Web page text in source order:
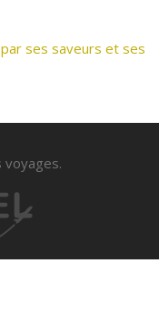
ses saveurs et ses
voyages.